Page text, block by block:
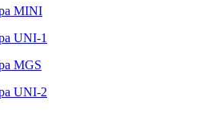
MINI
UNI-1
MGS
UNI-2